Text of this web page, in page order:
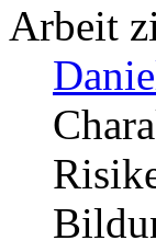
Arbeit